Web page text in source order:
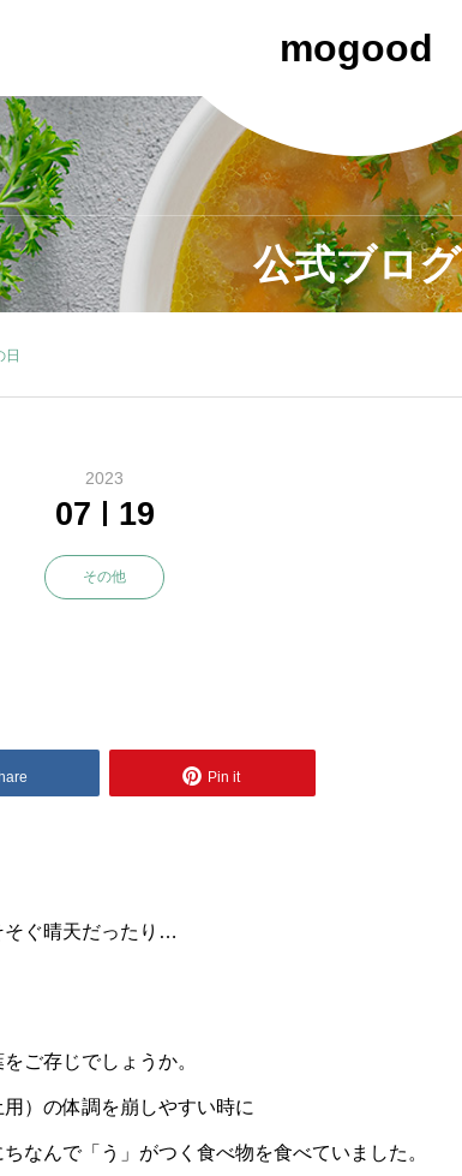
mogood
公式ブログ
日
2023
07 19
その他
Pin it
そぐ晴天だったり…
ご存じでしょうか。
）の体調を崩しやすい時に
なんで「う」がつく食べ物を食べていました。